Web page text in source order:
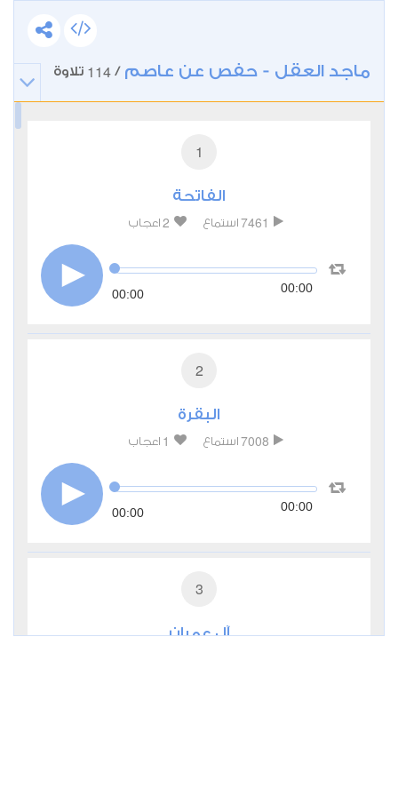
ماجد العقل - حفص عن عاصم /
114 تلاوة
1
الفاتحة
7461 استماع 2 اعجاب
00:00 00:00
2
البقرة
7008 استماع 1 اعجاب
00:00 00:00
3
آل عمران